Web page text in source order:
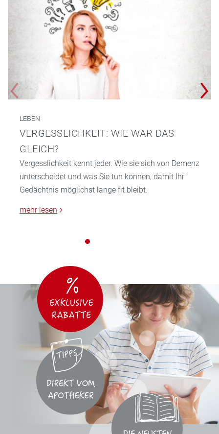
LEBEN
VERGESSLICHKEIT: WIE WAR DAS
GLEICH?
Vergesslichkeit kennt jeder. Wie sie sich von Demenz
unterscheidet und was Sie tun können, damit Ihr
Gedächtnis möglichst lange fit bleibt.
mehr lesen